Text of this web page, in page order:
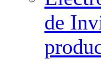
de